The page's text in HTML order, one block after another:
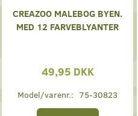
CREAZOO MALEBOG BYEN.
MED 12 FARVEBLYANTER
49,95 DKK
Model/varenr.: 75-30823